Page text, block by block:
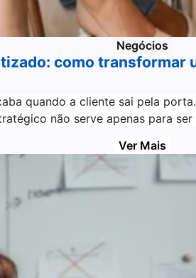
Negócios
como transformar
quando a cliente sai pela
não serve apenas para
Ver Mais